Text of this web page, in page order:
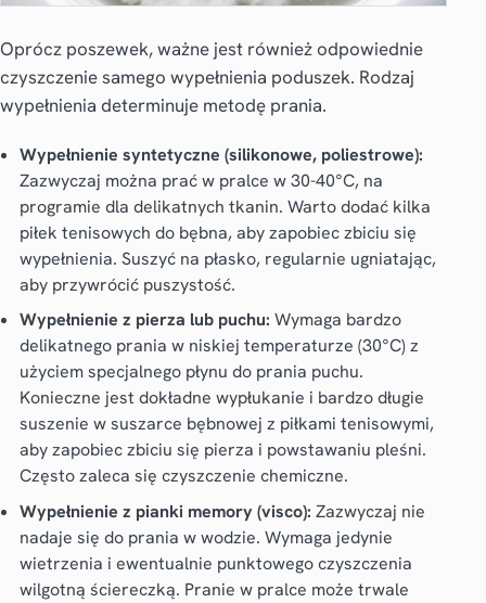
Oprócz poszewek, ważne jest również odpowiednie
czyszczenie samego wypełnienia poduszek. Rodzaj
wypełnienia determinuje metodę prania.
Wypełnienie syntetyczne (silikonowe, poliestrowe):
Zazwyczaj można prać w pralce w 30-40°C, na
programie dla delikatnych tkanin. Warto dodać kilka
piłek tenisowych do bębna, aby zapobiec zbiciu się
wypełnienia. Suszyć na płasko, regularnie ugniatając,
aby przywrócić puszystość.
Wypełnienie z pierza lub puchu: Wymaga bardzo
delikatnego prania w niskiej temperaturze (30°C) z
użyciem specjalnego płynu do prania puchu.
Konieczne jest dokładne wypłukanie i bardzo długie
suszenie w suszarce bębnowej z piłkami tenisowymi,
aby zapobiec zbiciu się pierza i powstawaniu pleśni.
Często zaleca się czyszczenie chemiczne.
Wypełnienie z pianki memory (visco): Zazwyczaj nie
nadaje się do prania w wodzie. Wymaga jedynie
wietrzenia i ewentualnie punktowego czyszczenia
wilgotną ściereczką. Pranie w pralce może trwale